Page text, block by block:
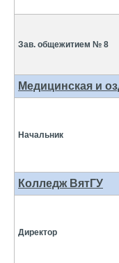
Зав. общежитием № 8
Медицинская и
Начальник
Колледж ВятГУ
Директор